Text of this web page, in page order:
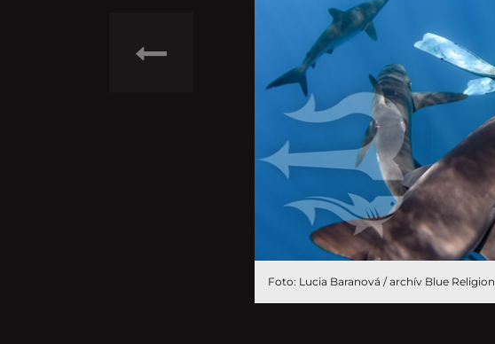
Foto: Lucia Baranová / archív Blue Religion